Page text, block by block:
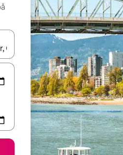
upp- och nedåtpilarna eller